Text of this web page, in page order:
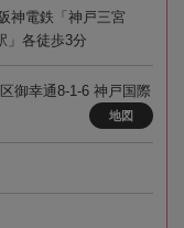
神電鉄「神戸三宮
」各徒歩3分
御幸通8-1-6 神戸国際
地図